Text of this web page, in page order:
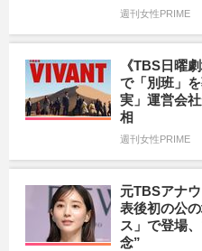
週刊女性PRIME
《TBS日曜
で「別班」
実」運営会
相
週刊女性PRIME
元TBSアナ
表後初の公
ス」で登場
念”